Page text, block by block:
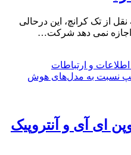
از تک کرانچ، این درحالی
اجازه نمی دهد شرکت…
و ارتباطات
ای آی و آنتروپیک